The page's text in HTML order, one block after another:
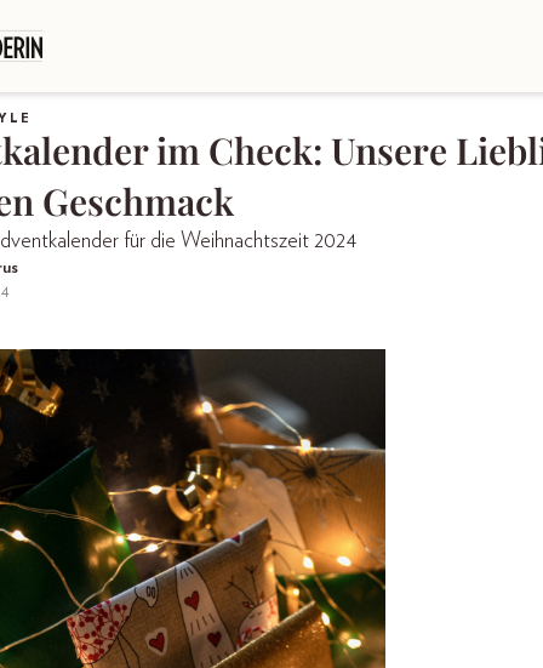
im Check: Unsere
Geschmack
für die Weihnachtszeit 2024